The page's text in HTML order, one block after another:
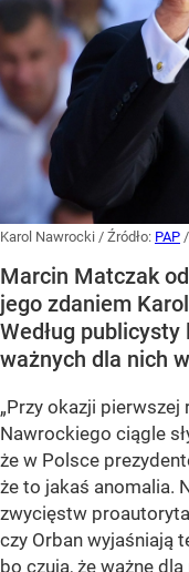
Karol Nawrocki / Źródło: PAP /
Marcin Matczak
jego zdaniem
Według
ważnych dla nich
„Przy okazji
Nawrockiego ciągle
że w Polsce
że to jakaś anomalia.
zwycięstw
czy Orban wyjaśniają
bo czują, że ważne